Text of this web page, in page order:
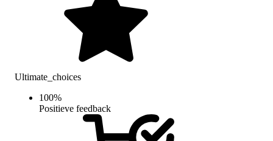
Ultimate_choices
100%
Positieve feedback